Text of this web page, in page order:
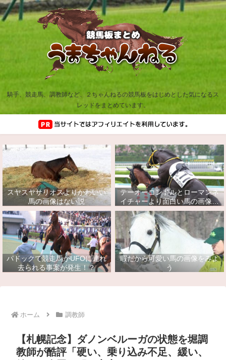
騎手、競走馬、調教師など、２ちゃんねるの競馬板をはじめとした気になるス
レッドをまとめています。
スヤスヤサリオスよりかわいい
馬の画像はない説
テーオーコンドルとローマンネ
イチャーより面白い馬の画像っ
てあるの？
パドックで競走馬がUFOに連れ
去られる事案が発生！？
暇だから可愛い馬の画像をみよ
う
ホーム 調教師
【札幌記念】ダノンベルーガの状態を堀調
教師が酷評「硬い、乗り込み不足、緩い、